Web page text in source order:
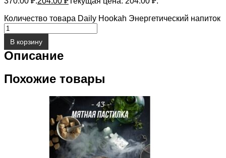
Количество товара Daily Hookah Энергетический напиток
В корзину
Описание
Похожие товары